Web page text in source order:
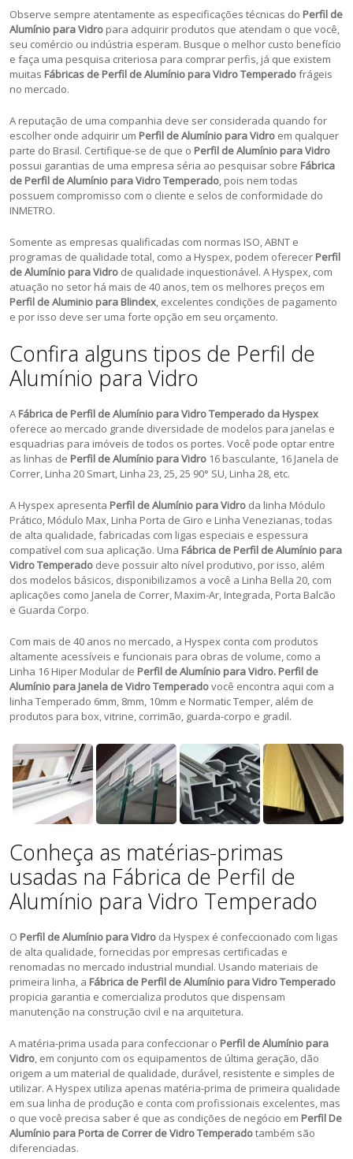
Observe sempre atentamente as especificações técnicas do Perfil de
Alumínio para Vidro para adquirir produtos que atendam o que você,
seu comércio ou indústria esperam. Busque o melhor custo benefício
e faça uma pesquisa criteriosa para comprar perfis, já que existem
muitas Fábricas de Perfil de Alumínio para Vidro Temperadofrágeis
no mercado.
A reputação de uma companhia deve ser considerada quando for
escolher onde adquirir um Perfil de Alumínio para Vidro em qualquer
parte do Brasil. Certifique-se de que o Perfil de Alumínio para Vidro
possui garantias de uma empresa séria ao pesquisar sobre Fábrica
de Perfil de Alumínio para Vidro Temperado, pois nem todas
possuem compromisso com o cliente e selos de conformidade do
INMETRO.
Somente as empresas qualificadas com normas ISO, ABNT e
programas de qualidade total, como a Hyspex, podem oferecer Perfil
de Alumínio para Vidro de qualidade inquestionável. A Hyspex, com
atuação no setor há mais de 40 anos, tem os melhores preços em
Perfil de Aluminio para Blindex, excelentes condições de pagamento
e por isso deve ser uma forte opção em seu orçamento.
Confira alguns tipos de Perfil de
Alumínio para Vidro
A Fábrica de Perfil de Alumínio para Vidro Temperado da Hyspex
oferece ao mercado grande diversidade de modelos para janelas e
esquadrias para imóveis de todos os portes. Você pode optar entre
as linhas de Perfil de Alumínio para Vidro 16 basculante, 16 Janela de
Correr, Linha 20 Smart, Linha 23, 25, 25 90° SU, Linha 28, etc.
A Hyspex apresenta Perfil de Alumínio para Vidro da linha Módulo
Prático, Módulo Max, Linha Porta de Giro e Linha Venezianas, todas
de alta qualidade, fabricadas com ligas especiais e espessura
compatível com sua aplicação. Uma Fábrica de Perfil de Alumínio para
Vidro Temperado deve possuir alto nível produtivo, por isso, além
dos modelos básicos, disponibilizamos a você a Linha Bella 20, com
aplicações como Janela de Correr, Maxim-Ar, Integrada, Porta Balcão
e Guarda Corpo.
Com mais de 40 anos no mercado, a Hyspex conta com produtos
altamente acessíveis e funcionais para obras de volume, como a
Linha 16 Hiper Modular de Perfil de Alumínio para Vidro. Perfil de
Alumínio para Janela de Vidro Temperadovocê encontra aqui com a
linha Temperado 6mm, 8mm, 10mm e Normatic Temper, além de
produtos para box, vitrine, corrimão, guarda-corpo e gradil.
Conheça as matérias-primas
usadas na Fábrica de Perfil de
Alumínio para Vidro Temperado
O Perfil de Alumínio para Vidro da Hyspex é confeccionado com ligas
de alta qualidade, fornecidas por empresas certificadas e
renomadas no mercado industrial mundial. Usando materiais de
primeira linha, a Fábrica de Perfil de Alumínio para Vidro Temperado
propicia garantia e comercializa produtos que dispensam
manutenção na construção civil e na arquitetura.
A matéria-prima usada para confeccionar o Perfil de Alumínio para
Vidro, em conjunto com os equipamentos de última geração, dão
origem a um material de qualidade, durável, resistente e simples de
utilizar. A Hyspex utiliza apenas matéria-prima de primeira qualidade
em sua linha de produção e conta com profissionais excelentes, mas
o que você precisa saber é que as condições de negócio em Perfil De
Alumínio para Porta de Correr de Vidro Temperadotambém são
diferenciadas.